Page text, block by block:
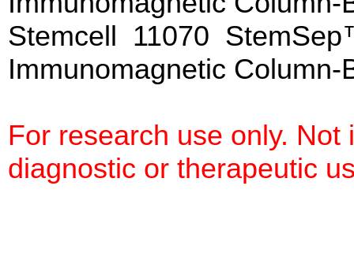
Stemcell 11070
Immunomagnetic Column-
For research use only.
diagnostic or therapeutic